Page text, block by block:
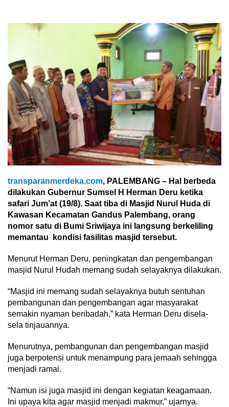
transparanmerdeka.com, PALEMBANG – Hal berbeda
dilakukan Gubernur Sumsel H Herman Deru ketika
safari Jum’at (19/8). Saat tiba di Masjid Nurul Huda di
Kawasan Kecamatan Gandus Palembang, orang
nomor satu di Bumi Sriwijaya ini langsung berkeliling
memantau kondisi fasilitas masjid tersebut.
Menurut Herman Deru, peningkatan dan pengembangan
masjid Nurul Hudah memang sudah selayaknya dilakukan.
“Masjid ini memang sudah selayaknya butuh sentuhan
pembangunan dan pengembangan agar masyarakat
semakin nyaman beribadah,” kata Herman Deru disela-
sela tinjauannya.
Menurutnya, pembangunan dan pengembangan masjid
juga berpotensi untuk menampung para jemaah sehingga
menjadi ramai.
“Namun isi juga masjid ini dengan kegiatan keagamaan.
Ini upaya kita agar masjid menjadi makmur,” ujarnya.